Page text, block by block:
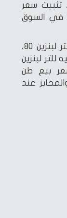
تثبيت سعر
في السوق
وأصبحت الأسعار بذلك 8 جنيهات للتر لبنزين 80،
للتر لبنزين 92، و10.75 جنيه للتر لبنزين
وسعر بيع طن
عند